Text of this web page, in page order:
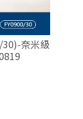
奈米級